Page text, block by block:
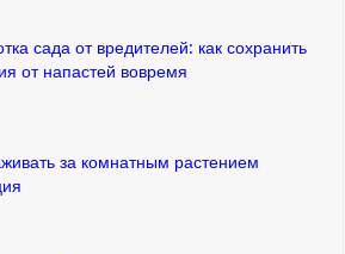
сада от вредителей: как сохранить
от напастей вовремя
за комнатным растением